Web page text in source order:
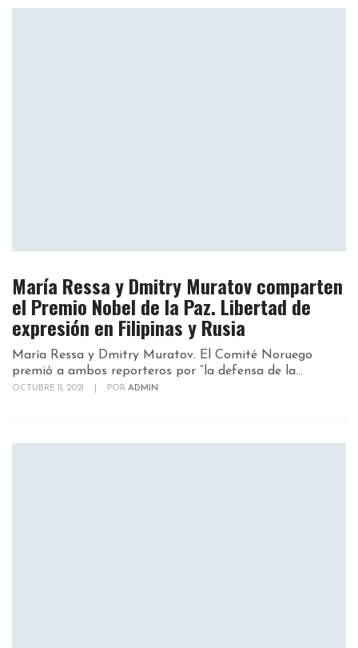
María Ressa y Dmitry Muratov comparten
el Premio Nobel de la Paz. Libertad de
expresión en Filipinas y Rusia
María Ressa y Dmitry Muratov. El Comité Noruego
premió a ambos reporteros por “la defensa de la...
OCTUBRE 11, 2021 POR ADMIN